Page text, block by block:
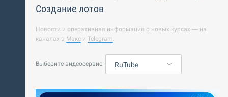
Создание лотов
Новости и оперативная информация о новых курсах — на
каналах в Макс и Telegram.
Выберите видеосервис: RuTube